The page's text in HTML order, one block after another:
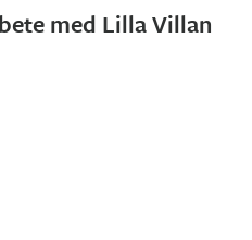
med Lilla Villan